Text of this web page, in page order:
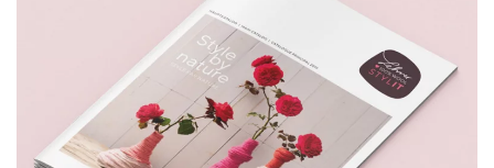
Lehner Wolle